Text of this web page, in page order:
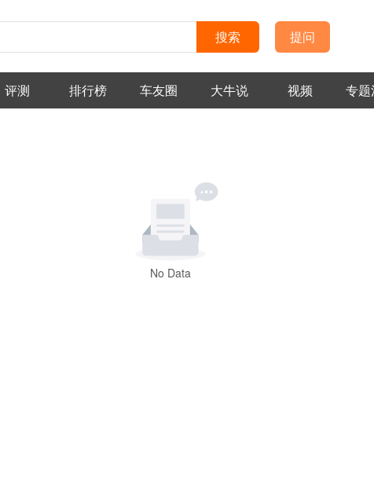
搜索 提问
评测 排行榜 车友圈 大牛说 视频 专题
No Data